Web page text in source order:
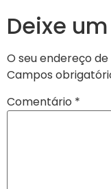
Deixe
O seu endereço
Campos
Comentário *